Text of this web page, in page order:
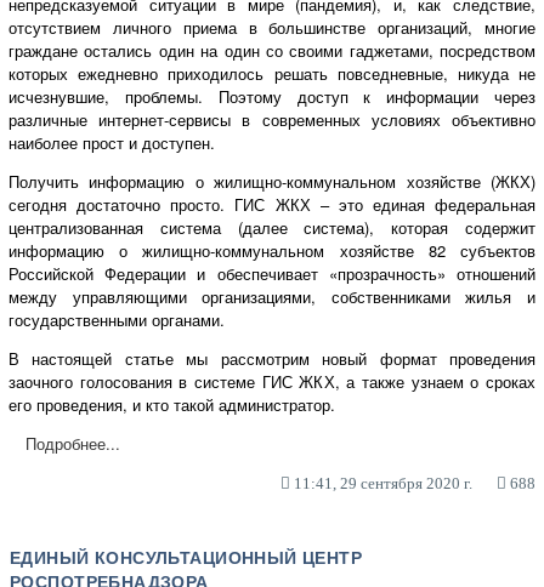
непредсказуемой ситуации в мире (пандемия), и, как следствие,
отсутствием личного приема в большинстве организаций, многие
граждане остались один на один со своими гаджетами, посредством
которых ежедневно приходилось решать повседневные, никуда не
исчезнувшие, проблемы. Поэтому доступ к информации через
различные интернет-сервисы в современных условиях объективно
наиболее прост и доступен.
Получить информацию о жилищно-коммунальном хозяйстве (ЖКХ)
сегодня достаточно просто. ГИС ЖКХ – это единая федеральная
централизованная система (далее система), которая содержит
информацию о жилищно-коммунальном хозяйстве 82 субъектов
Российской Федерации и обеспечивает «прозрачность» отношений
между управляющими организациями, собственниками жилья и
государственными органами.
В настоящей статье мы рассмотрим новый формат проведения
заочного голосования в системе ГИС ЖКХ, а также узнаем о сроках
его проведения, и кто такой администратор.
Подробнее...
11:41, 29 сентября 2020 г. 688
ЕДИНЫЙ КОНСУЛЬТАЦИОННЫЙ ЦЕНТР
РОСПОТРЕБНАДЗОРА